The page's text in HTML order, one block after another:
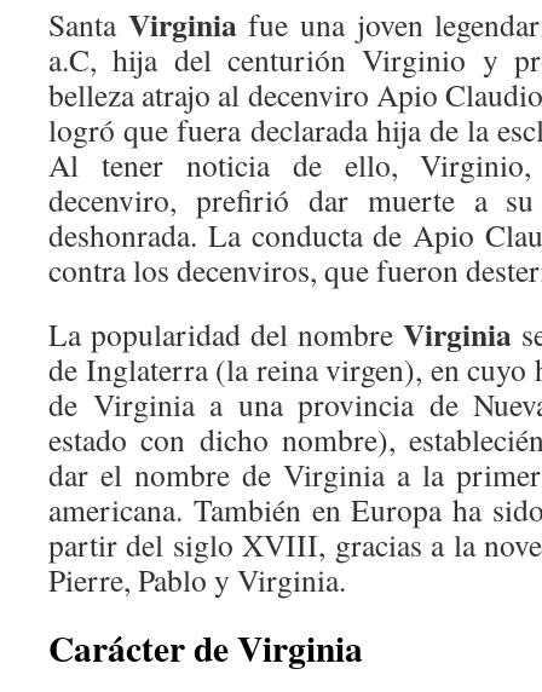
SantaVirginiafue una joven
a.C, hija del centurión Virginio y
belleza atrajo al decenviro Apio
logró que fuera declarada hija de la
Al tener noticia de ello, Virginio,
decenviro, prefirió dar muerte a
deshonrada. La conducta de Apio
contra los decenviros, que fueron
La popularidad del nombre Virginia
de Inglaterra (la reina virgen), en cuyo
de Virginia a una provincia de
estado con dicho nombre),
dar el nombre de Virginia a la
americana. También en Europa ha
partir del siglo XVIII, gracias a la
Pierre, Pablo y Virginia.
Carácter de Virginia